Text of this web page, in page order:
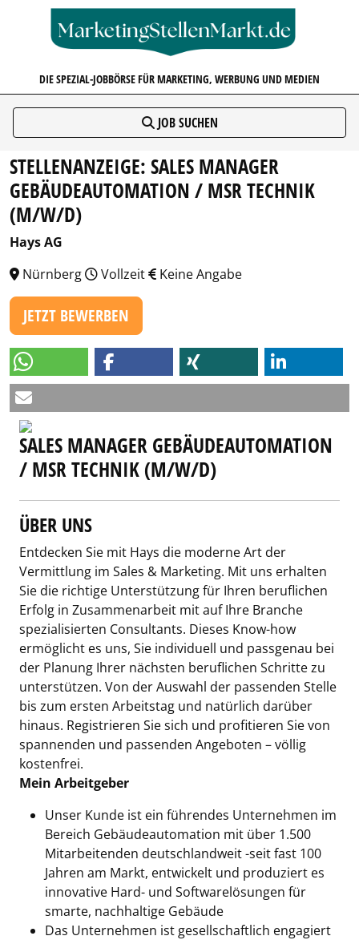
DIE SPEZIAL-JOBBÖRSE FÜR MARKETING, WERBUNG UND MEDIEN
JOB SUCHEN
STELLENANZEIGE: SALES MANAGER
GEBÄUDEAUTOMATION / MSR TECHNIK
(M/W/D)
Hays AG
Nürnberg
Vollzeit Keine Angabe
JETZT BEWERBEN
SALES MANAGER GEBÄUDEAUTOMATION
/ MSR TECHNIK (M/W/D)
ÜBER UNS
Entdecken Sie mit Hays die moderne Art der
Vermittlung im Sales & Marketing. Mit uns erhalten
Sie die richtige Unterstützung für Ihren beruflichen
Erfolg in Zusammenarbeit mit auf Ihre Branche
spezialisierten Consultants. Dieses Know-how
ermöglicht es uns, Sie individuell und passgenau bei
der Planung Ihrer nächsten beruflichen Schritte zu
unterstützen. Von der Auswahl der passenden Stelle
bis zum ersten Arbeitstag und natürlich darüber
hinaus. Registrieren Sie sich und profitieren Sie von
spannenden und passenden Angeboten – völlig
kostenfrei.
Mein Arbeitgeber
Unser Kunde ist ein führendes Unternehmen im
Bereich Gebäudeautomation mit über 1.500
Mitarbeitenden deutschlandweit -seit fast 100
Jahren am Markt, entwickelt und produziert es
innovative Hard- und Softwarelösungen für
smarte, nachhaltige Gebäude
Das Unternehmen ist gesellschaftlich engagiert